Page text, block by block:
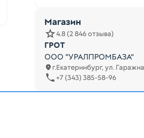
Магазин
4.8 (2 846 отзыва)
ГРОТ
ООО "УРАЛПРОМБАЗА"
г.Екатеринбург, ул.
+7 (343) 385-58-96